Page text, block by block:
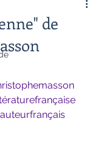
de